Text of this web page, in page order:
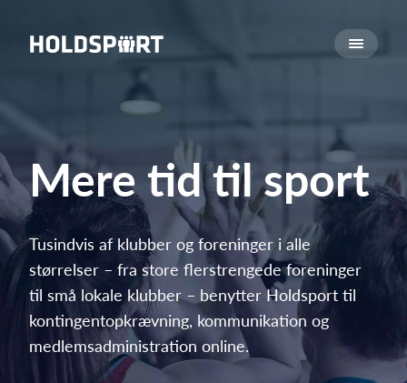
Om Holdsport
Mød os
Presseomtale
Funktioner
Kalender
Kontingentopkrævning
Hjemmeside
Webshop
Billetsystem
Mere tid til sport
Tusindvis af klubber og foreninger i alle
størrelser – fra store flerstrengede foreninger
til små lokale klubber – benytter Holdsport til
kontingentopkrævning, kommunikation og
medlemsadministration online.